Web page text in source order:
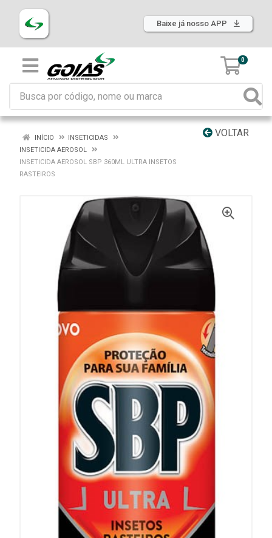
Baixe já nosso APP
0
VOLTAR
INÍCIO
INSETICIDAS
INSETICIDA AEROSOL
INSETICIDA AEROSOL SBP 360ML ULTRA INSETOS
RASTEIROS